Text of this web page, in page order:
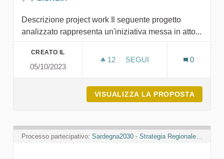
Descrizione project work Il seguente progetto
analizzato rappresenta un'iniziativa messa in atto...
CREATO IL
05/10/2023
12 12 SOSTENITORI
SEGUI
0
VISUALIZZA LA PROPOSTA
Processo partecipativo: